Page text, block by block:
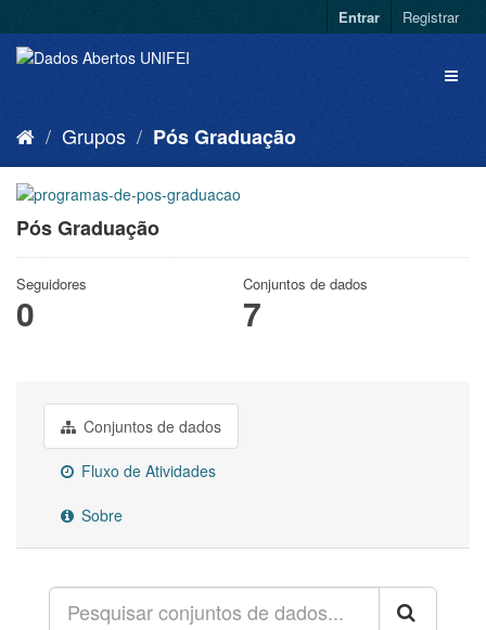
Entrar Registrar
Grupos Pós Graduação
Pós Graduação
Seguidores
0
Conjuntos de dados
7
Conjuntos de dados
Fluxo de Atividades
Sobre